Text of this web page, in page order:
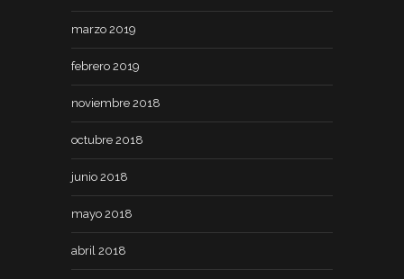
marzo 2019
febrero 2019
noviembre 2018
octubre 2018
junio 2018
mayo 2018
abril 2018